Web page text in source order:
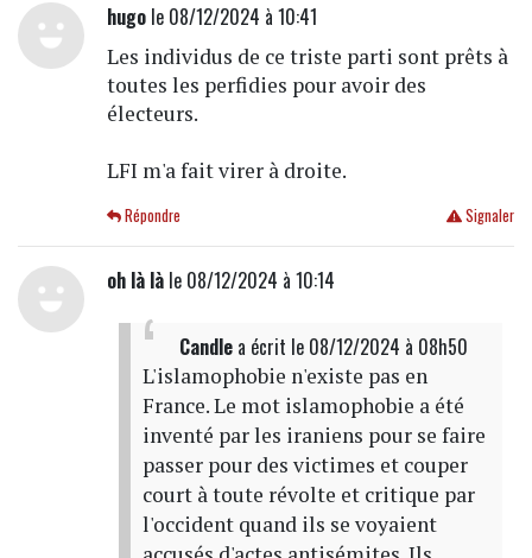
hugole 08/12/2024 à 10:41
Les individus de ce triste parti sont prêts à
toutes les perfidies pour avoir des
électeurs.
LFI m'a fait virer à droite.
Signaler
Répondre
oh là làle 08/12/2024 à 10:14
Candlea écrit le 08/12/2024 à 08h50
L'islamophobie n'existe pas en
France. Le mot islamophobie a été
inventé par les iraniens pour se faire
passer pour des victimes et couper
court à toute révolte et critique par
l'occident quand ils se voyaient